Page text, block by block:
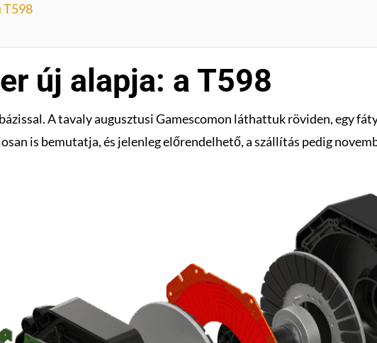
T598
új alapja: a T598
A tavaly augusztusi Gamescomon láthattuk röviden, egy
is bemutatja, és jelenleg előrendelhető, a szállítás pedig